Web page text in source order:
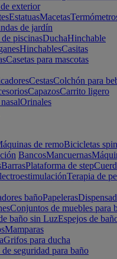
exterior
EstatuasMacetas
de jardín
piscinasDuchaHinchable
HinchablesCasitas
Casetas para mascotas
CestasColchón para
CapazosCarrito ligero
Orinales
de remoBicicletas
BancosMancuernas
BarrasPlataforma de step
Terapia de
bañoPapeleras
Conjuntos de muebles para
baño sin LuzEspejos de
Mamparas
Grifos para ducha
de seguridad para baño